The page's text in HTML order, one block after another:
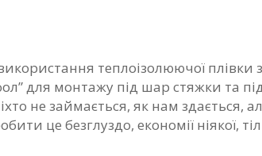
теплоізолюючої плівки з
для монтажу під шар стяжки та
не займається, як нам здається,
це безглуздо, економії ніякої,